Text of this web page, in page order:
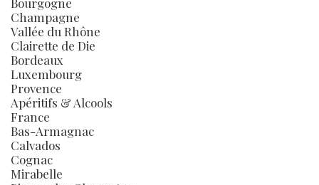
Champagne
Vallée du Rhône
Clairette de Die
Bordeaux
Luxembourg
Provence
Apéritifs & Alcools
France
Bas-Armagnac
Calvados
Cognac
Mirabelle